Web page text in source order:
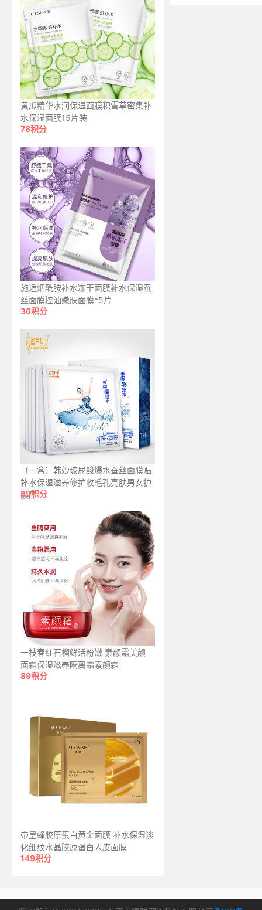
黄瓜精华水润保湿面膜积雪草密集补
水保湿面膜15片装
78积分
施逅烟酰胺补水冻干面膜补水保湿蚕
丝面膜控油嫩肤面膜*5片
36积分
（一盒）韩妙玻尿酸爆水蚕丝面膜贴
补水保湿滋养修护收毛孔亮肤男女护
肤品
89积分
一枝春红石榴鲜活粉嫩 素颜霜美颜
面霜保湿滋养隔离霜素颜霜
89积分
帝皇蜂胶原蛋白黄金面膜 补水保湿淡
化细纹水晶胶原蛋白人皮面膜
149积分